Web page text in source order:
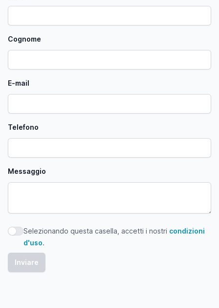
Cognome
E-mail
Telefono
Messaggio
Selezionando questa casella, accetti i nostri condizioni
Selezionando questa casella, accetti i nostri condizioni
d'uso.